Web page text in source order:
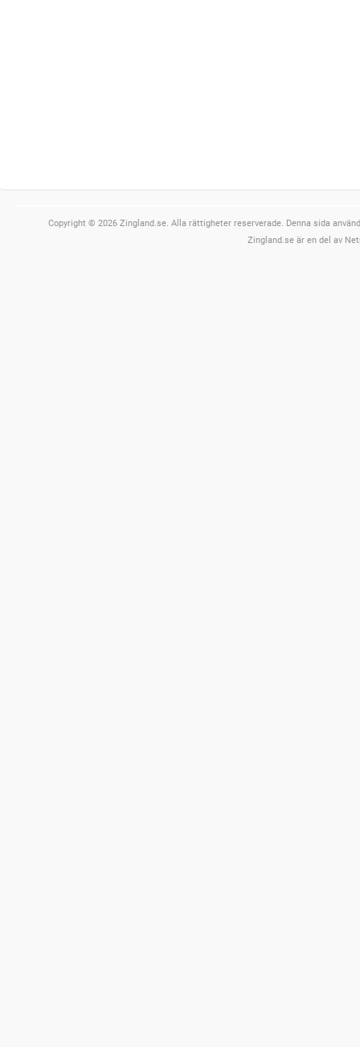
Copyright © 2026 Zingland.se. Alla rättigheter reserverade. Denna sida
Zingland.se är en del av